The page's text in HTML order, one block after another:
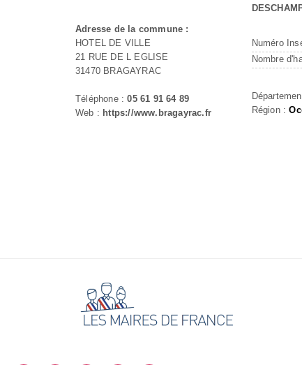
Adresse de la commune :
HOTEL DE VILLE
21 RUE DE L EGLISE
31470 BRAGAYRAC
Téléphone :05 61 91 64 89
Web : https://www.bragayrac.fr
Numéro
Nombre
Région :